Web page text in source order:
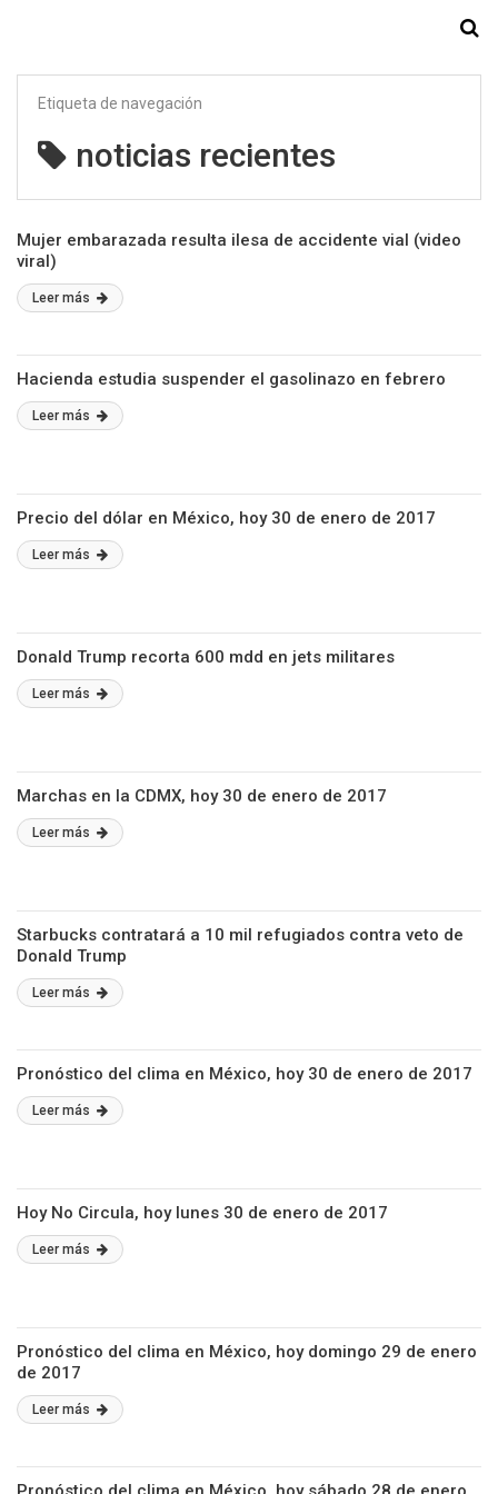
Etiqueta de navegación
noticias recientes
Mujer embarazada resulta ilesa de accidente vial (video
viral)
Leer más
Hacienda estudia suspender el gasolinazo en febrero
Leer más
Precio del dólar en México, hoy 30 de enero de 2017
Leer más
Donald Trump recorta 600 mdd en jets militares
Leer más
Marchas en la CDMX, hoy 30 de enero de 2017
Leer más
Starbucks contratará a 10 mil refugiados contra veto de
Donald Trump
Leer más
Pronóstico del clima en México, hoy 30 de enero de 2017
Leer más
Hoy No Circula, hoy lunes 30 de enero de 2017
Leer más
Pronóstico del clima en México, hoy domingo 29 de enero
de 2017
Leer más